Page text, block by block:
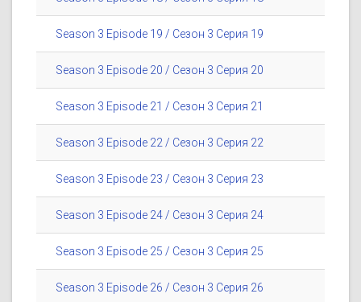
Season 3 Episode 19 / Сезон 3 Серия 19
Season 3 Episode 20 / Сезон 3 Серия 20
Season 3 Episode 21 / Сезон 3 Серия 21
Season 3 Episode 22 / Сезон 3 Серия 22
Season 3 Episode 23 / Сезон 3 Серия 23
Season 3 Episode 24 / Сезон 3 Серия 24
Season 3 Episode 25 / Сезон 3 Серия 25
Season 3 Episode 26 / Сезон 3 Серия 26